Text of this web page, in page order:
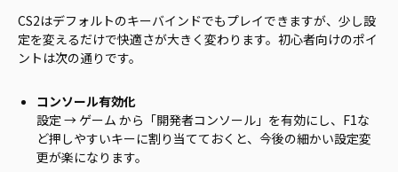
CS2はデフォルトのキーバインドでもプレイできますが、少し設
定を変えるだけで快適さが大きく変わります。初心者向けのポイ
ントは次の通りです。
コンソール有効化
設定 → ゲーム から「開発者コンソール」を有効にし、F1な
ど押しやすいキーに割り当てておくと、今後の細かい設定変
更が楽になります。